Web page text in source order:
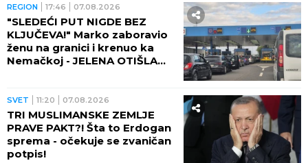
REGION 17:46 07.08.2026
"SLEDEĆI PUT NIGDE BEZ
KLJUČEVA!" Marko zaboravio
ženu na granici i krenuo ka
Nemačkoj - JELENA OTIŠLA
SVET 11:20 07.08.2026
TRI MUSLIMANSKE ZEMLJE
PRAVE PAKT?! Šta to Erdogan
sprema - očekuje se zvaničan
potpis!